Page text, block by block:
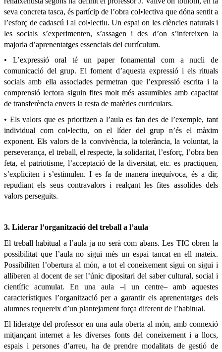
seva concreta tasca, és partícip de l’obra col•lectiva que dóna sentit a
l’esforç de cadascú i al col•lectiu. Un espai on les ciències naturals i
les socials s’experimenten, s’assagen i des d’on s’infereixen la
majoria d’aprenentatges essencials del currículum.
• L’expressió oral té un paper fonamental com a nucli de
comunicació del grup. El foment d’aquesta expressió i els rituals
socials amb ella associades permetran que l’expressió escrita i la
comprensió lectora siguin fites molt més assumibles amb capacitat
de transferència envers la resta de matèries curriculars.
• Els valors que es prioritzen a l’aula es fan des de l’exemple, tant
individual com col•lectiu, on el líder del grup n’és el màxim
exponent. Els valors de la convivència, la tolerància, la voluntat, la
perseverança, el treball, el respecte, la solidaritat, l’esforç, l’obra ben
feta, el patriotisme, l’acceptació de la diversitat, etc. es practiquen,
s’expliciten i s’estimulen. I es fa de manera inequívoca, és a dir,
repudiant els seus contravalors i realçant les fites assolides dels
valors perseguits.
3. Liderar l’organització del treball a l’aula
El treball habitual a l’aula ja no serà com abans. Les TIC obren la
possibilitat que l’aula no sigui més un espai tancat en ell mateix.
Possibiliten l’obertura al món, a tot el coneixement sigui on sigui i
alliberen al docent de ser l’únic dipositari del saber cultural, social i
científic acumulat. En una aula –i un centre– amb aquestes
característiques l’organització per a garantir els aprenentatges dels
alumnes requereix d’un plantejament força diferent de l’habitual.
El lideratge del professor en una aula oberta al món, amb connexió
mitjançant internet a les diverses fonts del coneixement i a llocs,
espais i persones d’arreu, ha de prendre modalitats de gestió de